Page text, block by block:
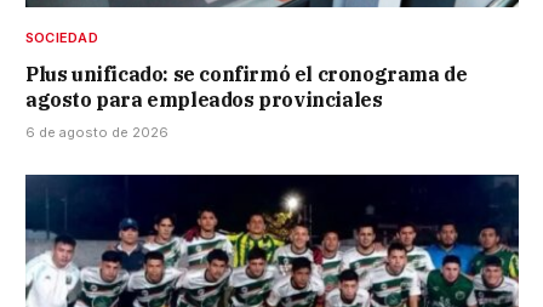
SOCIEDAD
Plus unificado: se confirmó el cronograma de
agosto para empleados provinciales
6 de agosto de 2026